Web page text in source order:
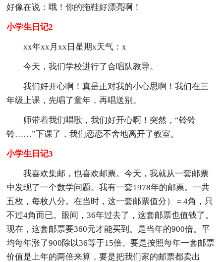
好像在说：哦！你的拖鞋好漂亮啊！
小学生日记2
xx年xx月xx日星期x天气：x
今天，我们学校进行了合唱队教导。
我们好开心啊！真是正对我的小心思啊！我们在三
年级上课，先唱了童年，再唱送别。
师带着我们唱歌，我们好开心啊！突然，“铃铃
铃……”下课了，我们恋恋不舍地离开了教室。
小学生日记3
我喜欢集邮，也喜欢邮票。今天，我就从一套邮票
中发现了一个数学问题。我有一套1978年的邮票。一共
五枚，每枚八分。在当时，这一套邮票值分）＝4角，只
不过4角而已。眼间，36年过去了，这套邮票也值钱了。
现在，这套邮票要360元才能买到。是当年的900倍。平
均每年涨了900除以36等于15倍。要是按照每年一套邮票
价值是上年的两倍来算，要是把我们家的邮票都卖出